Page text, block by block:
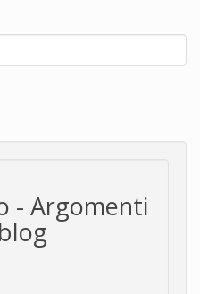
- Argomenti